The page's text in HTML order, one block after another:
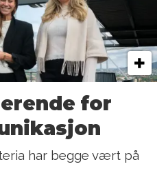
for
har begge vært på